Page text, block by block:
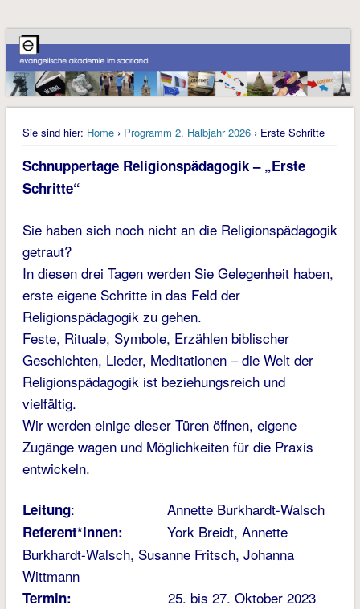
Sie sind hier: Home› Programm 2. Halbjahr 2026› Erste Schritte
Schnuppertage Religionspädagogik – „Erste
Schritte“
Sie haben sich noch nicht an die Religionspädagogik
getraut?
In diesen drei Tagen werden Sie Gelegenheit haben,
erste eigene Schritte in das Feld der
Religionspädagogik zu gehen.
Feste, Rituale, Symbole, Erzählen biblischer
Geschichten, Lieder, Meditationen – die Welt der
Religionspädagogik ist beziehungsreich und
vielfältig.
Wir werden einige dieser Türen öffnen, eigene
Zugänge wagen und Möglichkeiten für die Praxis
entwickeln.
Leitung: Annette Burkhardt-Walsch
Referent*innen: York Breidt, Annette
Burkhardt-Walsch, Susanne Fritsch, Johanna
Wittmann
Termin: 25. bis 27. Oktober 2023